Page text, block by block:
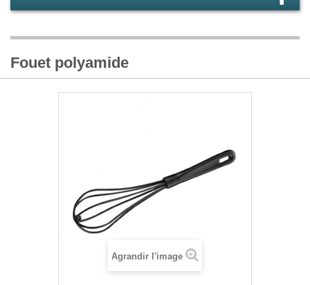
Fouet polyamide
Agrandir l'image